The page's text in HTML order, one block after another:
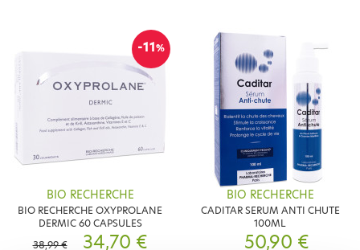
-11%
BIO RECHERCHE
BIO RECHERCHE OXYPROLANE
DERMIC 60 CAPSULES
38,99 €
34,70 €
BIO RECHERCHE
CADITAR SERUM ANTI CHUTE
100ML
50,90 €